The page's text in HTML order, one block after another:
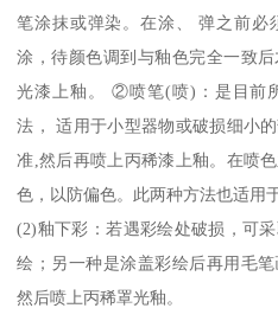
笔涂抹或弹染。在涂、 弹之前必
涂，待颜色调到与釉色完全一致
光漆上釉。 ②喷笔(喷)：是目前
法， 适用于小型器物或破损细小
准,然后再喷上丙稀漆上釉。在喷
色，以防偏色。此两种方法也适用
(2)釉下彩：若遇彩绘处破损，可
绘；另一种是涂盖彩绘后再用毛
然后喷上丙稀罩光釉。